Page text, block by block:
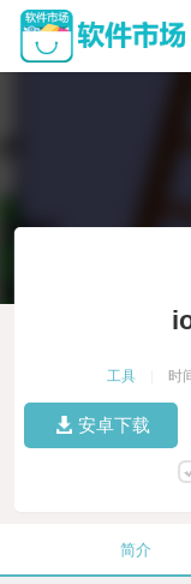
工具 时
安卓下载
简介